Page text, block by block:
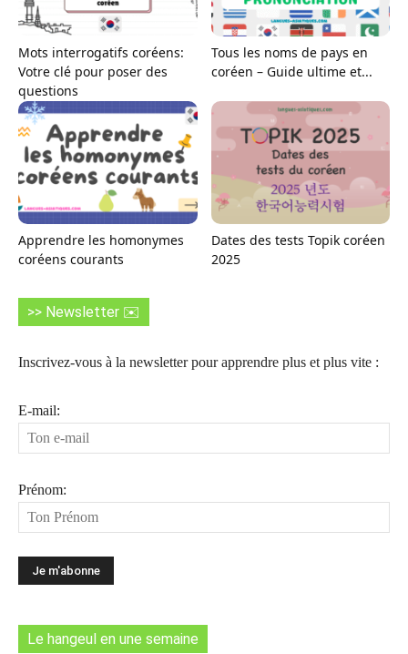
Mots interrogatifs coréens:
Votre clé pour poser des
questions
Tous les noms de pays en
coréen – Guide ultime et...
Apprendre les homonymes
coréens courants
Dates des tests Topik coréen
2025
>> Newsletter ✉️
Inscrivez-vous à la newsletter pour apprendre plus et plus vite :
E-mail:
Prénom:
Le hangeul en une semaine